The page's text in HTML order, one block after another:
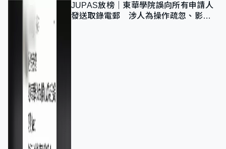
JUPAS放榜｜東華學院誤向所有申請人
發送取錄電郵 涉人為操作疏忽、影響